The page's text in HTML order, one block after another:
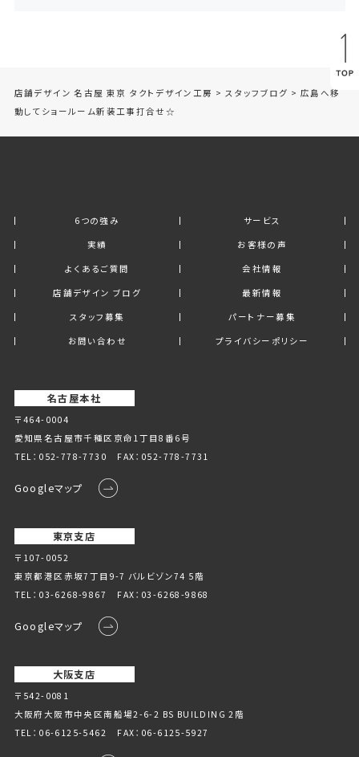
店舗デザイン 名古屋 東京 タクトデザイン工房 > スタッフブログ > 広島へ移
動してショールーム新装工事打合せ☆
6つの強み
サービス
実績
お客様の声
よくあるご質問
会社情報
店舗デザイン ブログ
最新情報
スタッフ募集
パートナー募集
お問い合わせ
プライバシーポリシー
名古屋本社
〒464-0004
愛知県名古屋市千種区京命1丁⽬8番6号
TEL： 052-778-7730 FAX：052-778-7731
Googleマップ
東京支店
〒107-0052
東京都港区赤坂7丁目9-7 バルビゾン74 5階
TEL： 03-6268-9867 FAX：03-6268-9868
Googleマップ
大阪支店
〒542-0081
大阪府大阪市中央区南船場2-6-2 BS BUILDING 2階
TEL： 06-6125-5462 FAX：06-6125-5927